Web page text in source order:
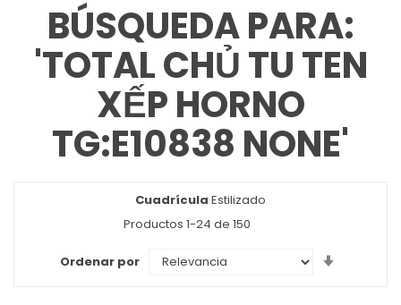
BÚSQUEDA PARA:
'TOTAL CHỦ TU TEN
XẾP HORNO
TG:E10838 NONE'
Ver
como
Cuadrícula Estilizado
Productos 1-24 de 150
Ordenar por